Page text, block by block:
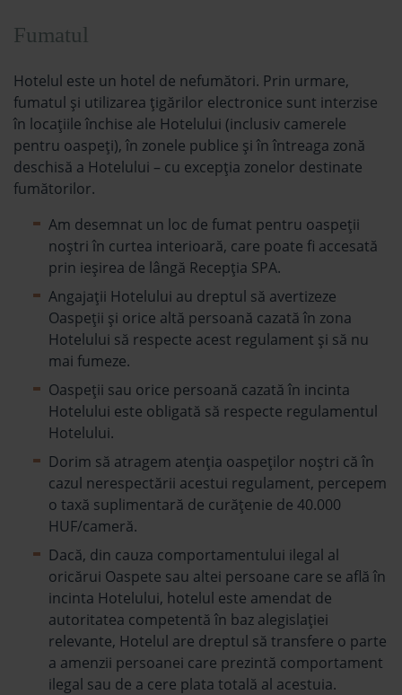
Fumatul
Hotelul este un hotel de nefumători. Prin urmare,
fumatul și utilizarea țigărilor electronice sunt interzise
în locaţiile închise ale Hotelului (inclusiv camerele
pentru oaspeți), în zonele publice și în întreaga zonă
deschisă a Hotelului – cu excepția zonelor destinate
fumătorilor.
Am desemnat un loc de fumat pentru oaspeții
noștri în curtea interioară, care poate fi accesată
prin ieșirea de lângă Recepția SPA.
Angajații Hotelului au dreptul să avertizeze
Oaspeții și orice altă persoană cazată în zona
Hotelului să respecte acest regulament și să nu
mai fumeze.
Oaspeții sau orice persoană cazată în incinta
Hotelului este obligată să respecte regulamentul
Hotelului.
Dorim să atragem atenția oaspeților noștri că în
cazul nerespectării acestui regulament, percepem
o taxă suplimentară de curățenie de 40.000
HUF/cameră.
Dacă, din cauza comportamentului ilegal al
oricărui Oaspete sau altei persoane care se află în
incinta Hotelului, hotelul este amendat de
autoritatea competentă în baz alegislației
relevante, Hotelul are dreptul să transfere o parte
a amenzii persoanei care prezintă comportament
ilegal sau de a cere plata totală al acestuia.